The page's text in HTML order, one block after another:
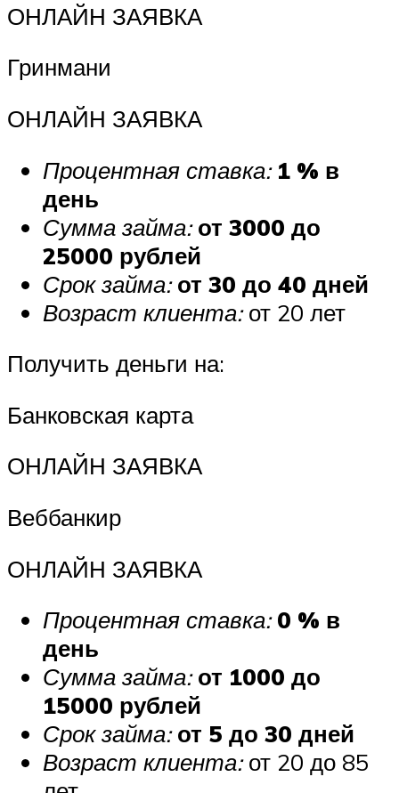
ОНЛАЙН ЗАЯВКА
Гринмани
ОНЛАЙН ЗАЯВКА
Процентная ставка: 1 % в
день
Сумма займа: от 3000 до
25000 рублей
Срок займа: от 30 до 40 дней
Возраст клиента:от 20 лет
Получить деньги на:
Банковская карта
ОНЛАЙН ЗАЯВКА
Веббанкир
ОНЛАЙН ЗАЯВКА
Процентная ставка: 0 % в
день
Сумма займа: от 1000 до
15000 рублей
Срок займа: от 5 до 30 дней
Возраст клиента:от 20 до 85